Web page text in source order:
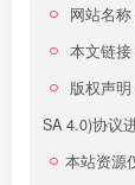
网站名称
本文链接
版权声明
SA 4.0)协议
本站资源